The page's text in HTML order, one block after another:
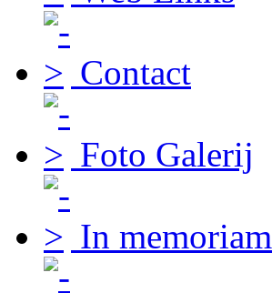
Contact
Foto Galerij
In memoriam